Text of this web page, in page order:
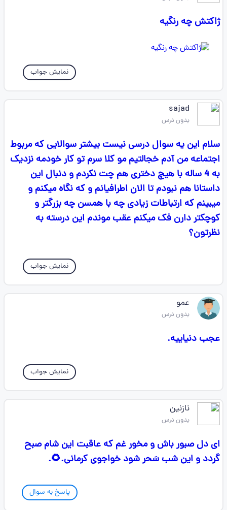
ژاکتش چه رنگیه
نمایش جواب
sajad
بدون درس
سلام این یه سوال درسی نیست بیشتر سوالایی که مربوط
اجتماعه من آدم خجالتیم مو کلا سرم تو کار خودمه نزدیک
به 4 ساله با هیچ دختری هم چت نکردم و دنبال این
داستانا هم نبودم تا الان اطرافیانم و که نگاه میکنم و
میبینم که ارتباطات زیادی چه با همسن چه بزرگتر و
کوچکتر دارن فک میکنم عقب موندم این درسته به
نظرتون؟
نمایش جواب
عمو ‌
بدون درس
عجب دنیاییه.
نمایش جواب
نازنین
بدون درس
‏ای دل صبور باش و مخور غم که عاقبت این شام صبح
گردد و این شب سَحر شود خواجوی کرمانی.🌻.
پاسخ به سوال